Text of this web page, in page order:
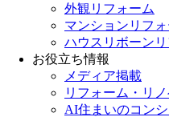
外観リフォーム
マンションリフォ
ハウスリボーン
お役立ち情報
メディア掲載
リフォーム・リ
AI住まいのコンシ